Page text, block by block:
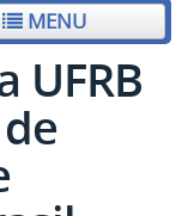
MENU
UFRB